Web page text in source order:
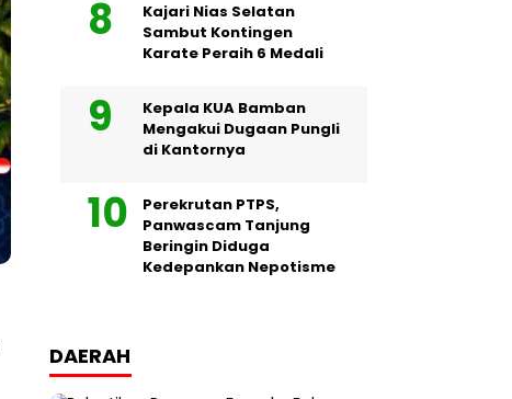
Kajari Nias Selatan
Sambut Kontingen
Karate Peraih 6 Medali
Kepala KUA Bamban
Mengakui Dugaan Pungli
di Kantornya
Perekrutan PTPS,
Panwascam Tanjung
Beringin Diduga
Kedepankan Nepotisme
DAERAH